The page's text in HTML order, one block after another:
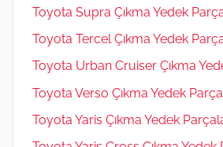
Toyota Supra Çıkma Yedek
Toyota Tercel Çıkma Yedek
Toyota Urban Cruiser Çıkma
Toyota Verso Çıkma Yedek
Toyota Yaris Çıkma Yedek